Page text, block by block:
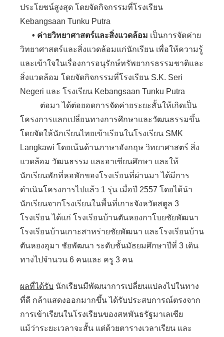
ประโยชน์สูงสุด โดยจัดกิจกรรมที่โรงเรียน
Kebangsaan Tunku Putra
• ค่ายวิทยาศาสตร์และสิ่งแวดล้อม เป็นการจัดค่าย
วิทยาศาสตร์และสิ่งแวดล้อมแก่นักเรียน เพื่อให้ความรู้
และเข้าใจในเรื่องการอนุรักษ์ทรัพยากรธรรมชาติและ
สิ่งแวดล้อม โดยจัดกิจกรรมที่โรงเรียน S.K. Seri
Negeri และ โรงเรียน Kebangsaan Tunku Putra
ต่อมา ได้ต่อยอดการจัดค่ายระยะสั้นให้เกิดเป็น
โครงการแลกเปลี่ยนทางการศึกษาและวัฒนธรรมขึ้น
โดยจัดให้นักเรียนไทยเข้าเรียนในโรงเรียน SMK
Langkawi โดยเน้นด้านภาษาอังกฤษ วิทยาศาสตร์ สิ่ง
แวดล้อม วัฒนธรรม และอาเซียนศึกษา และให้
นักเรียนพักที่หอพักของโรงเรียนที่ผ่านมา ได้มีการ
ดำเนินโครงการไปแล้ว 1 รุ่น เมื่อปี 2557 โดยได้นำ
นักเรียนจากโรงเรียนในพื้นที่เกาะจังหวัดสตูล 3
โรงเรียน ได้แก่ โรงเรียนบ้านตันหยงกาโบยชัยพัฒนา
โรงเรียนบ้านเกาะสาหร่ายชัยพัฒนา และโรงเรียนบ้าน
ตันหยงอุมา ชัยพัฒนา ระดับชั้นมัธยมศึกษาปีที่ 3 เดิน
ทางไปจำนวน 6 คนและ ครู 3 คน
ผลที่ได้รับ นักเรียนมีพัฒนาการเปลี่ยนแปลงไปในทาง
ที่ดี กล้าแสดงออกมากขึ้น ได้รับประสบการณ์ตรงจาก
การเข้าเรียนในโรงเรียนของสหพันธรัฐมาเลเซีย
แม้ว่าระยะเวลาจะสั้น แต่ด้วยตารางเวลาเรียน และ